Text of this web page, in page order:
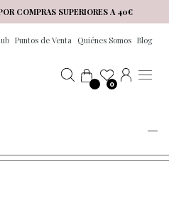
COMPRAS SUPERIORES A 40€
Puntos de Venta Quiénes Somos Blog
0